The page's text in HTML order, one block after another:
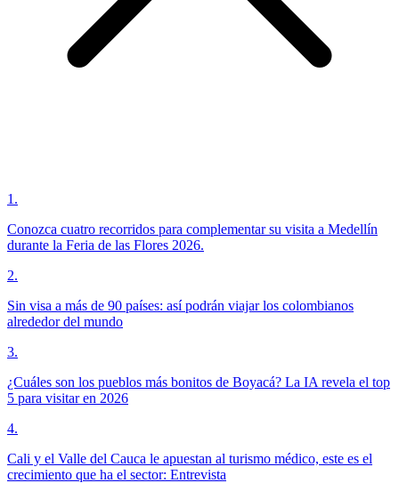
1 .
Conozca cuatro recorridos para complementar su visita a Medellín
durante la Feria de las Flores 2026.
2.
Sin visa a más de 90 países: así podrán viajar los colombianos
alrededor del mundo
3.
¿Cuáles son los pueblos más bonitos de Boyacá? La IA revela el top
5 para visitar en 2026
4.
Cali y el Valle del Cauca le apuestan al turismo médico, este es el
crecimiento que ha el sector: Entrevista